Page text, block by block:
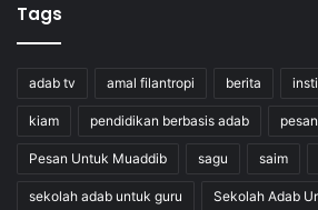
Tags
adab tv amal filantropi berita
kiam pendidikan berbasis adab
Pesan Untuk Muaddib sagu saim
sekolah adab untuk guru Sekolah Adab